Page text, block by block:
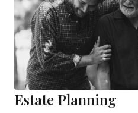
Estate Planning